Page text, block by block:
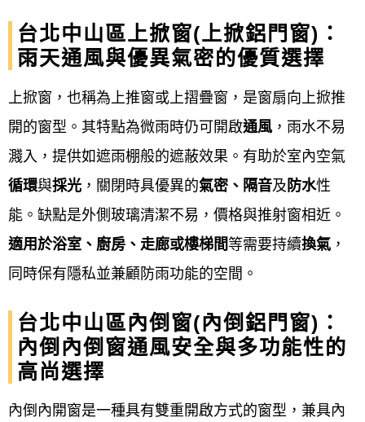
節，雙方同意後簽訂合約。
廠商依據合約內容，在工廠進行裁料、切
割、組裝等前置作業。
現場安裝施工：
拆除舊窗：: 若有舊窗，需先進行拆
新框安裝 ：: 將新窗框依序固定於牆
面，並確保水平與垂直，例如使用
台北中山區上掀窗(上掀鋁門窗)：
雨天通風與優異氣密的優質選擇
上掀窗，也稱為上推窗或上摺疊窗，是窗扇向上掀推
開的窗型。其特點為微雨時仍可開啟通風 ，雨水不易
濺入，提供如遮雨棚般的遮蔽效果。有助於室內空氣
循環與採光 ，關閉時具優異的氣密、隔音及 防水性
能。缺點是外側玻璃清潔不易，價格與推射窗相近。
適用於浴室、廚房、走廊或樓梯間等需要持續換氣 ，
同時保有隱私並兼顧防雨功能的空間。
台北中山區內倒窗(內倒鋁門窗)：
內倒內倒窗通風安全與多功能性的
高尚選擇
內倒內開窗是一種具有雙重開啟方式的窗型，兼具內